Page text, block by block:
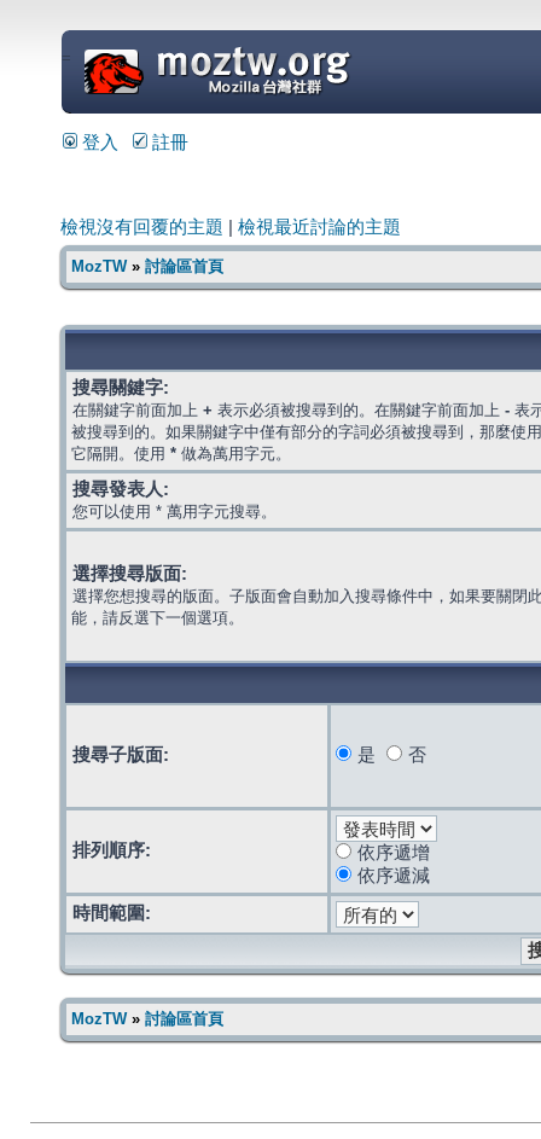
=
登入 註冊
檢視沒有回覆的主題 檢視最近討論的主題
MozTW» 討論區首頁
搜尋關鍵字:
在關鍵字前面加上 + 表示必須被搜尋到的。在關鍵字前面加上 - 表
被搜尋到的。如果關鍵字中僅有部分的字詞必須被搜尋到，那麼使
它隔開。使用 * 做為萬用字元。
搜尋發表人:
您可以使用 * 萬用字元搜尋。
選擇搜尋版面:
選擇您想搜尋的版面。子版面會自動加入搜尋條件中，如果要關閉
能，請反選下一個選項。
搜尋子版面: 是 否
排列順序:
依序遞增
依序遞減
時間範圍:
MozTW» 討論區首頁